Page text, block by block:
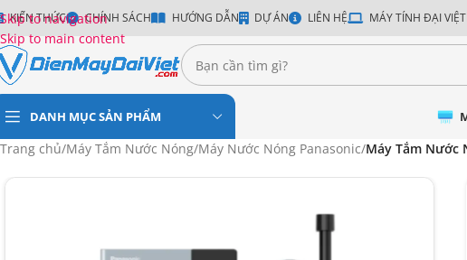
Skip to navigation
Skip to main content
KIẾN THỨC CHÍNH SÁCH HƯỚNG DẪN DỰ ÁN LIÊN HỆ MÁY TÍNH ĐẠI VIỆT
DANH MỤC SẢN PHẨM
Trang chủ/Máy Tắm Nước Nóng/Máy Nước Nóng Panasonic/Máy Tắm Nước